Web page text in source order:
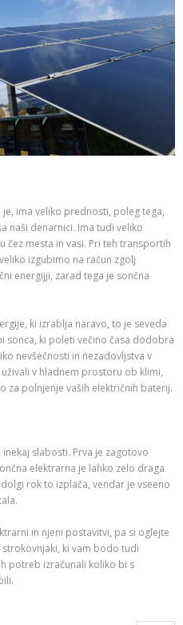
ima veliko prednosti, poleg tega,
naši denarnici. Ima tudi veliko
mesta in vasi. Pri teh transportih
izgubimo na račun zgolj
energijji, zarad tega je sončna
ki izrablja naravo, to je seveda
sonca, ki poleti večino časa dodobra
nevšečnosti in nezadovljstva v
v hladnem prostoru ob klimi,
za polnjenje vaših električnih baterij.
slabosti. Prva je zagotovo
elektrarna je lahko zelo draga
rok to izplača, vendar je vseeno
in njeni postavitvi, pa si oglejte
ki vam bodo tudi
potreb izračunali koliko bi s